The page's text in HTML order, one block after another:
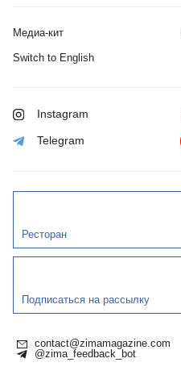
Медиа-кит
Switch to English
Instagram
Telegram
Ресторан
Подписаться на рассылку
contact@zimamagazine.com
@zima_feedback_bot